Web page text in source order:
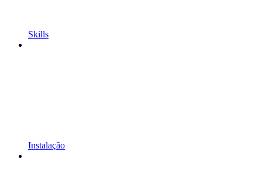
Skills
Instalação